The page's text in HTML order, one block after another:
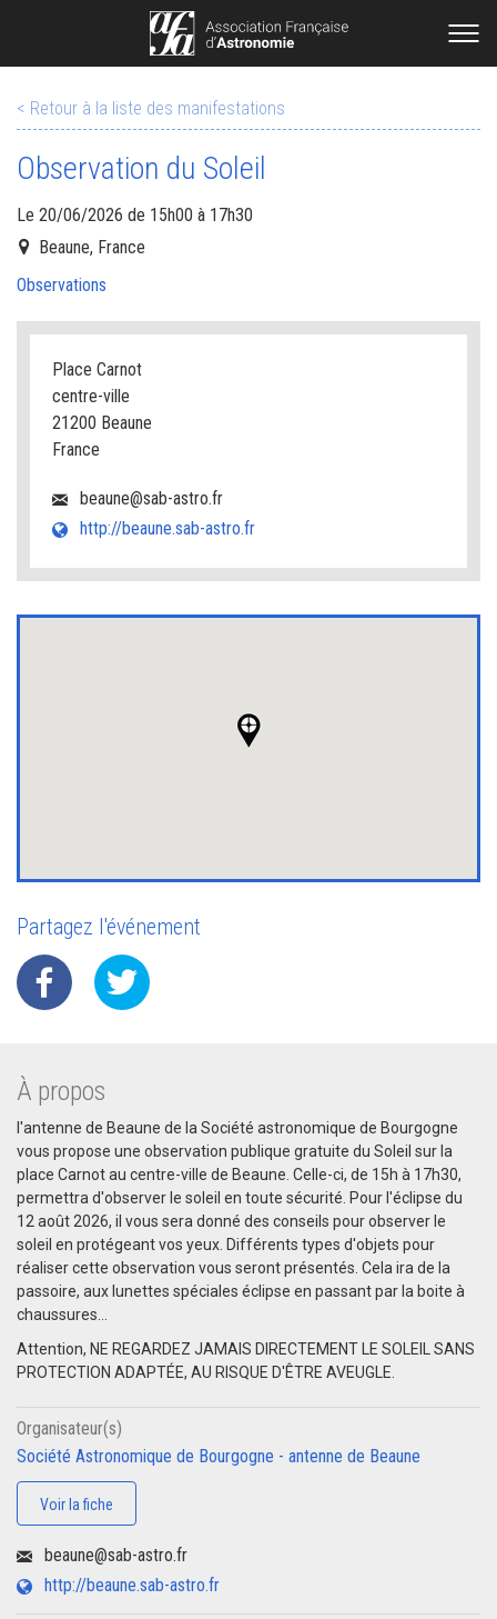
< Retour à la liste des manifestations
Observation du Soleil
Le 20/06/2026 de 15h00 à 17h30
Beaune, France
Observations
Place Carnot
centre-ville
21200 Beaune
France
beaune@sab-astro.fr
http://beaune.sab-astro.fr
Partagez l'événement
À propos
l'antenne de Beaune de la Société astronomique de Bourgogne
vous propose une observation publique gratuite du Soleil sur la
place Carnot au centre-ville de Beaune. Celle-ci, de 15h à 17h30,
permettra d'observer le soleil en toute sécurité. Pour l'éclipse du
12 août 2026, il vous sera donné des conseils pour observer le
soleil en protégeant vos yeux. Différents types d'objets pour
réaliser cette observation vous seront présentés. Cela ira de la
passoire, aux lunettes spéciales éclipse en passant par la boite à
chaussures...
Attention, NE REGARDEZ JAMAIS DIRECTEMENT LE SOLEIL SANS
PROTECTION ADAPTÉE, AU RISQUE D'ÊTRE AVEUGLE.
Organisateur(s)
Société Astronomique de Bourgogne - antenne de Beaune
Voir la fiche
beaune@sab-astro.fr
http://beaune.sab-astro.fr